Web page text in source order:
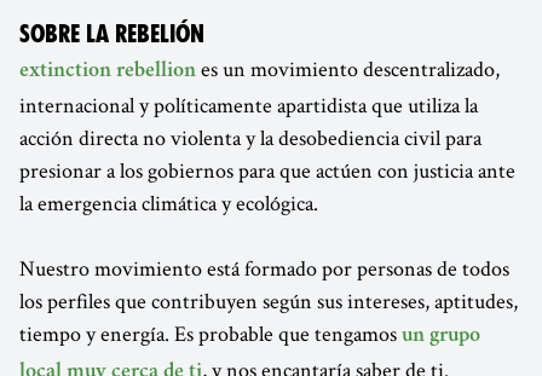
SOBRE LA REBELIÓN
extinction rebellion es un movimiento descentralizado,
internacional y políticamente apartidista que utiliza la
acción directa no violenta y la desobediencia civil para
presionar a los gobiernos para que actúen con justicia ante
la emergencia climática y ecológica.
Nuestro movimiento está formado por personas de todos
los perfiles que contribuyen según sus intereses, aptitudes,
tiempo y energía. Es probable que tengamos un grupo
, y nos encantaría saber de ti.